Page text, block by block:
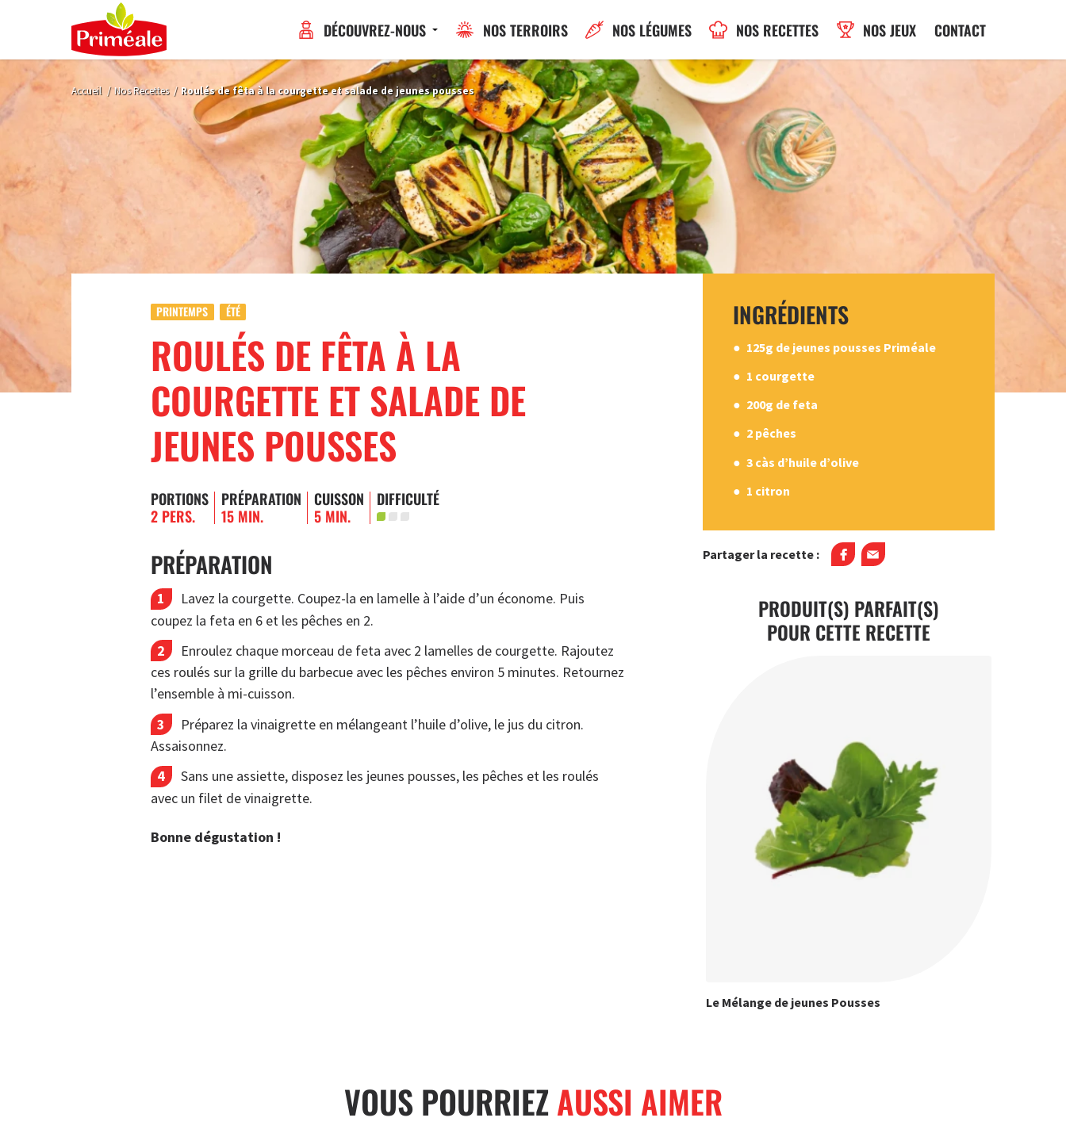
DÉCOUVREZ-NOUS NOS TERROIRS NOS LÉGUMES NOS RECETTES NOS JEUX CONTACT
Accueil / Nos Recettes / Roulés de fêta à la courgette et salade de jeunes pousses
PRINTEMPS ÉTÉ
ROULÉS DE FÊTA À LA
COURGETTE ET SALADE DE
JEUNES POUSSES
PORTIONS
2 PERS.
PRÉPARATION
15 MIN.
CUISSON
5 MIN.
DIFFICULTÉ
PRÉPARATION
Lavez la courgette. Coupez-la en lamelle à l’aide d’un économe. Puis
coupez la feta en 6 et les pêches en 2.
Enroulez chaque morceau de feta avec 2 lamelles de courgette. Rajoutez
ces roulés sur la grille du barbecue avec les pêches environ 5 minutes. Retournez
l’ensemble à mi-cuisson.
Préparez la vinaigrette en mélangeant l’huile d’olive, le jus du citron.
Assaisonnez.
Sans une assiette, disposez les jeunes pousses, les pêches et les roulés
avec un filet de vinaigrette.
Bonne dégustation !
INGRÉDIENTS
125g de jeunes pousses Priméale
1 courgette
200g de feta
2 pêches
3 càs d’huile d’olive
1 citron
Partager la recette :
PRODUIT(S) PARFAIT(S)
POUR CETTE RECETTE
Le Mélange de jeunes Pousses
VOUS POURRIEZAUSSI AIMER